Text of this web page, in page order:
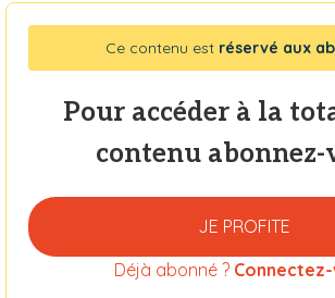
Ce contenu est réservé aux
Pour accéder à la
contenu abonnez-
JE PROFITE
Déjà abonné ?